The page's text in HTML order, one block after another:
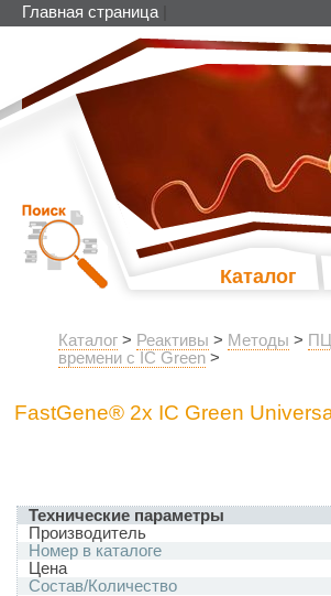
Главная страница
Каталог
Каталог > Реактивы > Методы >
времени с IC Green >
FastGene® 2x IC Green
Технические параметры
Производитель
Номер в каталоге
Цена
Состав/Количество